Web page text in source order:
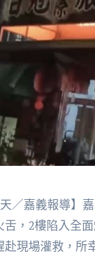
／嘉義報導】
，2樓陷入全
現場灌救，所